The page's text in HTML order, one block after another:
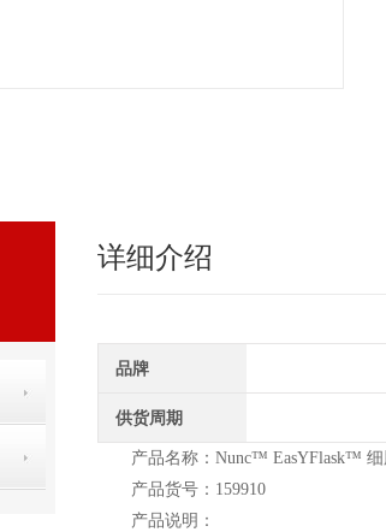
详细介绍
品牌
供货周期
产品名称：Nunc™ EasYFlask™ 细
产品货号：159910
产品说明：